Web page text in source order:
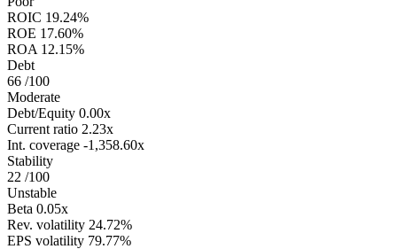
ROIC 19.24%
ROE 17.60%
ROA 12.15%
Debt
66 /100
Moderate
Debt/Equity 0.00x
Current ratio 2.23x
Int. coverage -1,358.60x
Stability
22 /100
Unstable
Beta 0.05x
Rev. volatility 24.72%
EPS volatility 79.77%